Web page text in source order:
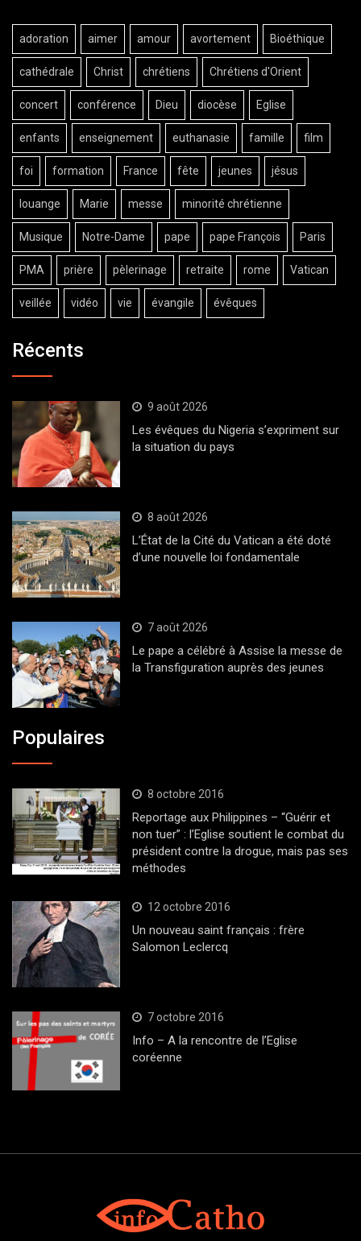
adoration aimer amour avortement Bioéthique
cathédrale Christ chrétiens Chrétiens d'Orient
concert conférence Dieu diocèse Eglise
enfants enseignement euthanasie famille film
foi formation France fête jeunes jésus
louange Marie messe minorité chrétienne
Musique Notre-Dame pape pape François Paris
PMA prière pèlerinage retraite rome Vatican
veillée vidéo vie évangile évêques
Récents
9 août 2026
Les évêques du Nigeria s’expriment sur
la situation du pays
8 août 2026
L’État de la Cité du Vatican a été doté
d’une nouvelle loi fondamentale
7 août 2026
Le pape a célébré à Assise la messe de
la Transfiguration auprès des jeunes
Populaires
8 octobre 2016
Reportage aux Philippines – “Guérir et
non tuer” : l’Eglise soutient le combat du
président contre la drogue, mais pas ses
méthodes
12 octobre 2016
Un nouveau saint français : frère
Salomon Leclercq
7 octobre 2016
Info – A la rencontre de l’Eglise
coréenne